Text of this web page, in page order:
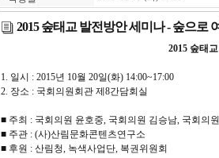
2015 숲태교 발전방안 세미나 - 숲으로
2015 숲태
1. 일시 : 2015년 10월 20일(화) 14:00~17:00
2. 장소 : 국회의원회관 제8간담회실
■ 주최 : 국회의원 윤호중, 국회의원 김승남, 국회의
■ 주관 : (사)산림문화콘텐츠연구소
■ 후원 : 산림청, 녹색사업단, 복권위원회